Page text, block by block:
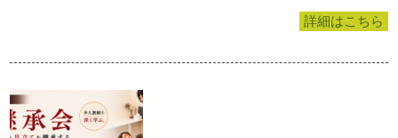
詳細はこちら